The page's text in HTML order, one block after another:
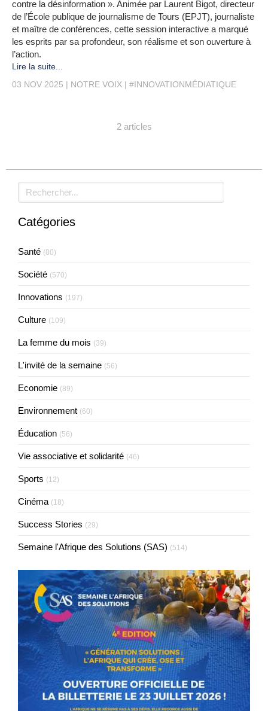
contre la désinformation ». Animée par Laurent Bigot, directeur
de l’École publique de journalisme de Tours (EPJT), journaliste
et maître de conférences, cette session interactive a marqué
les esprits par sa profondeur, son réalisme et son ouverture à
l’action.
Lire la suite...
03 NOV 2025
NOTRE VOIX #INNOVATIONMÉDIATIQUE
2 articles
Rechercher
Catégories
Santé (80)
Société (570)
Innovations (197)
Culture (109)
La femme du mois (39)
L'invité de la semaine (56)
Economie (89)
Environnement (60)
Éducation (56)
Vie associative et solidarité (46)
Sports (12)
Cinéma (18)
Success Stories (29)
Semaine l'Afrique des Solutions (SAS) (514)